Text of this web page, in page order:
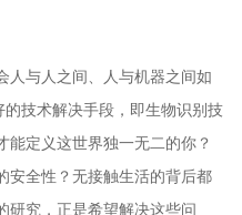
人与人之间、人与机器之间如
的技术解决手段，即生物识别技
能定义这世界独一无二的你？
安全性？无接触生活的背后都
研究，正是希望解决这些问